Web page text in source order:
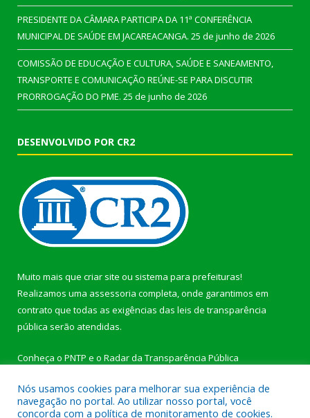
PRESIDENTE DA CÂMARA PARTICIPA DA 11ª CONFERÊNCIA
MUNICIPAL DE SAÚDE EM JACAREACANGA. 25 de junho de 2026
COMISSÃO DE EDUCAÇÃO E CULTURA, SAÚDE E SANEAMENTO,
TRANSPORTE E COMUNICAÇÃO REÚNE-SE PARA DISCUTIR
PRORROGAÇÃO DO PME. 25 de junho de 2026
DESENVOLVIDO POR CR2
Muito mais que criar site ou sistema para prefeituras!
Realizamos uma assessoria completa, onde garantimos em
contrato que todas as exigências das leis de transparência
pública serão atendidas.
Conheça o PNTP e o Radar da Transparência Pública
Nós usamos cookies para melhorar sua experiência de
navegação no portal. Ao utilizar nosso portal, você
concorda com a política de monitoramento de cookies.